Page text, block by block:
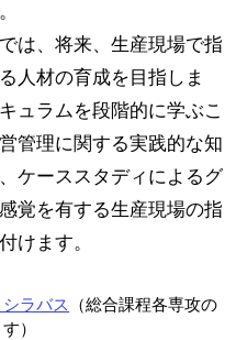
は、将来、生産現場で指
人材の育成を目指しま
ュラムを段階的に学ぶこ
管理に関する実践的な知
ケーススタディによるグ
覚を有する生産現場の指
けます。
ラバス
（総合課程各専攻の
）